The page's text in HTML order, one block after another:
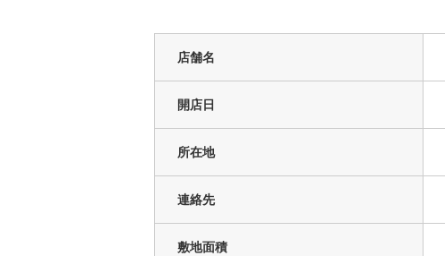
店舗名
開店日
所在地
連絡先
敷地面積